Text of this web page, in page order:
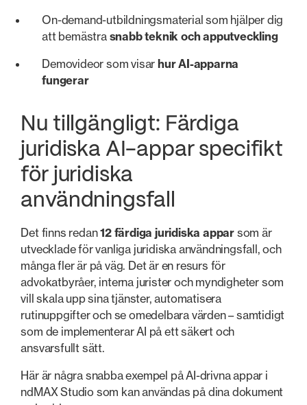
On-demand-utbildningsmaterial som hjälper dig
att bemästra snabb teknik och apputveckling
Demovideor som visar hur AI-apparna
fungerar
Nu tillgängligt: Färdiga
juridiska AI-appar specifikt
för juridiska
användningsfall
Det finns redan12 färdiga juridiska appar som är
utvecklade för vanliga juridiska användningsfall, och
många fler är på väg. Det är en resurs för
advokatbyråer, interna jurister och myndigheter som
vill skala upp sina tjänster, automatisera
rutinuppgifter och se omedelbara värden – samtidigt
som de implementerar AI på ett säkert och
ansvarsfullt sätt.
Här är några snabba exempel på AI-drivna appar i
ndMAX Studio som kan användas på dina dokument